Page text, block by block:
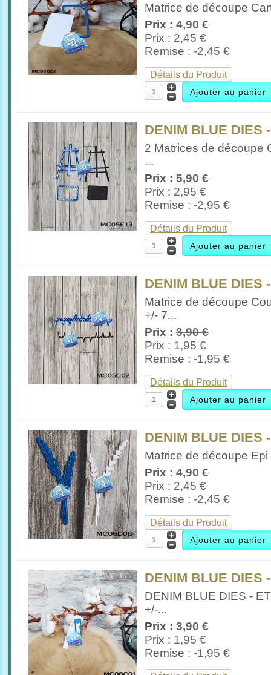
Matrice de découpe
Prix :4,90 €
Prix : 2,45 €
Remise :-2,45 €
Détails du Produit
DENIM BLUE DIES
2 Matrices de découpe
...
Prix :5,90 €
Prix : 2,95 €
Remise :-2,95 €
Détails du Produit
DENIM BLUE DIES
Matrice de découpe
+/- 7...
Prix :3,90 €
Prix : 1,95 €
Remise :-1,95 €
Détails du Produit
DENIM BLUE DIES
Matrice de découpe
Prix :4,90 €
Prix : 2,45 €
Remise :-2,45 €
Détails du Produit
DENIM BLUE DIES
DENIM BLUE DIES -
+/-...
Prix :3,90 €
Prix : 1,95 €
Remise :-1,95 €